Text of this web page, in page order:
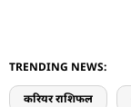
TRENDING NEWS:
करियर राशिफल